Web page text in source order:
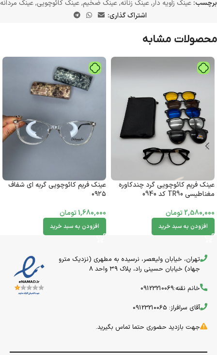
برچسب: عینک زاویه دار,عینک زنانه,عینک ضخیم,عینک کائوچویی,عینک مردانه
اشتراک گذاری:
محصولات مشابه
عینک فریم کائوچویی گرد چندکاوره
مغناطیسی TR90 کد 0940
2,580,000تومان
افزودن به سبد خرید
عینک فریم کائوچویی گربه ای شفاف
۰۹۲۵
1,680,000تومان
افزودن به سبد خرید
تهران، خیابان ولیعصر، نرسیده به مطهری (نزدیک مترو
جهاد) خیابان حسینی راد، پلاک ۳۹ واحد 8
خانم نقنه:09123210069
آقای سرافراز: 09123210065
جهت بازدید حضوری حتما تماس بگیرید.